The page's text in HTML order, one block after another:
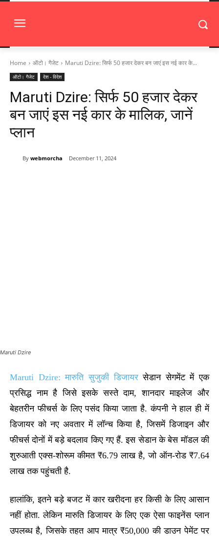
Home ऑटो। गैजेट Maruti Dzire: सिर्फ 50 हजार देकर बन जाएं इस नई कार के...
ऑटो। गैजेट देश - विदेश
Maruti Dzire: सिर्फ 50 हजार देकर
बन जाएं इस नई कार के मालिक, जानें
प्लान
By webmorcha December 11, 2024
Maruti Dzire
Maruti Dzire: मारुति सुजुकी डिजायरसेडान सेगमेंट में एक
प्रसिद्ध नाम है जिसे इसके सस्ते दाम, शानदार माइलेज और
बेहतरीन फीचर्स के लिए पसंद किया जाता है. कंपनी ने हाल ही में
डिजायर को नए अवतार में लॉन्च किया है, जिसमें डिजाइन और
फीचर्स दोनों में बड़े बदलाव किए गए हैं. इस सेडान के बेस मॉडल की
शुरुआती एक्स-शोरूम कीमत ₹6.79 लाख है, जो ऑन-रोड ₹7.64
लाख तक पहुंचती है.
हालांकि, इतने बड़े बजट में कार खरीदना हर किसी के लिए आसान
नहीं होता. लेकिन मारुति डिजायर के लिए एक ऐसा फाइनेंस प्लान
उपलब्ध है, जिसके तहत आप मात्र ₹50,000 की डाउन पेमेंट पर